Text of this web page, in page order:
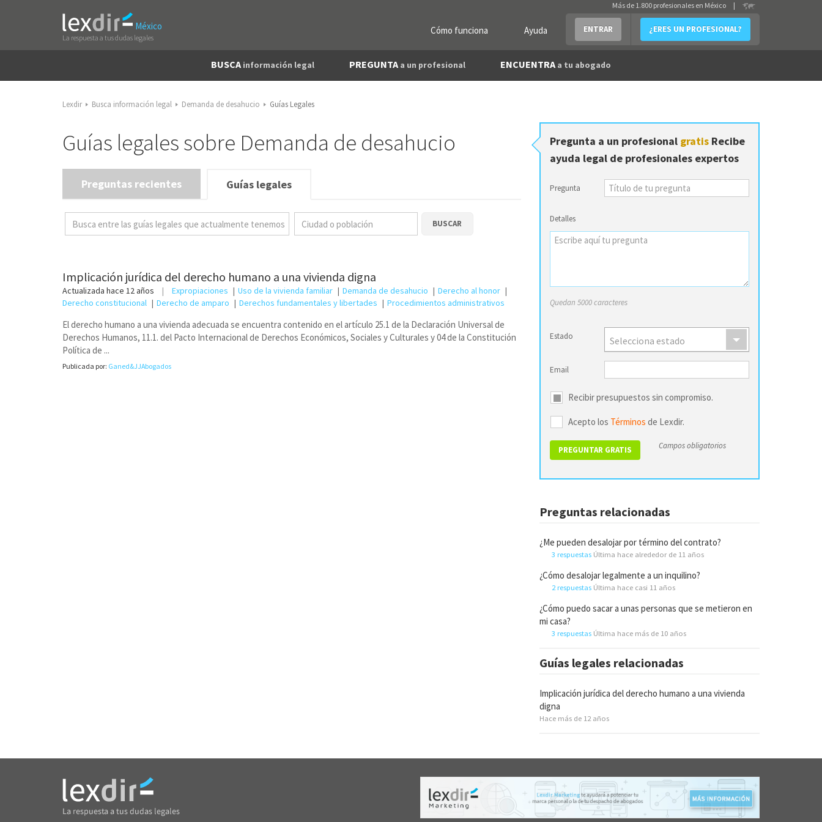
México
La respuesta a tus dudas legales
Cómo funciona Ayuda ENTRAR ¿ERES UN PROFESIONAL?
Más de 1.800 profesionales en México |
BUSCA información legal PREGUNTA a un profesional ENCUENTRA a tu abogado
Lexdir Busca información legal Demanda de desahucio Guías Legales
Guías legales sobre Demanda de desahucio
Preguntas recientes Guías legales
BUSCAR
Implicación jurídica del derecho humano a una vivienda digna
Actualizada hace 12 años Expropiaciones Uso de la vivienda familiar Demanda de desahucio
Derecho al honor
Derecho constitucional
Derecho de amparo Derechos fundamentales y libertades Procedimientos administrativos
El derecho humano a una vivienda adecuada se encuentra contenido en el artículo 25.1 de la Declaración Universal de
Derechos Humanos, 11.1. del Pacto Internacional de Derechos Económicos, Sociales y Culturales y 04 de la Constitución
Política de ...
Publicada por: Ganed&JJAbogados
Pregunta a un profesional gratis Recibe
ayuda legal de profesionales expertos
Pregunta
Detalles
Quedan 5000 caracteres
Estado Selecciona estado
Email
Recibir presupuestos sin compromiso.
Acepto los Términos de Lexdir.
Campos obligatorios
Preguntas relacionadas
¿Me pueden desalojar por término del contrato?
3 respuestas Última hace alrededor de 11 años
¿Cómo desalojar legalmente a un inquilino?
2 respuestas Última hace casi 11 años
¿Cómo puedo sacar a unas personas que se metieron en
mi casa?
3 respuestas Última hace más de 10 años
Guías legales relacionadas
Implicación jurídica del derecho humano a una vivienda
digna
Hace más de 12 años